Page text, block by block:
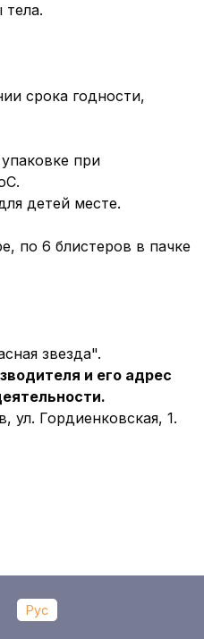
тела.
срока годности,
при
детей месте.
по 6 блистеров в пачке
звезда".
и его адрес
.
ул. Гордиенковская, 1.
Рус